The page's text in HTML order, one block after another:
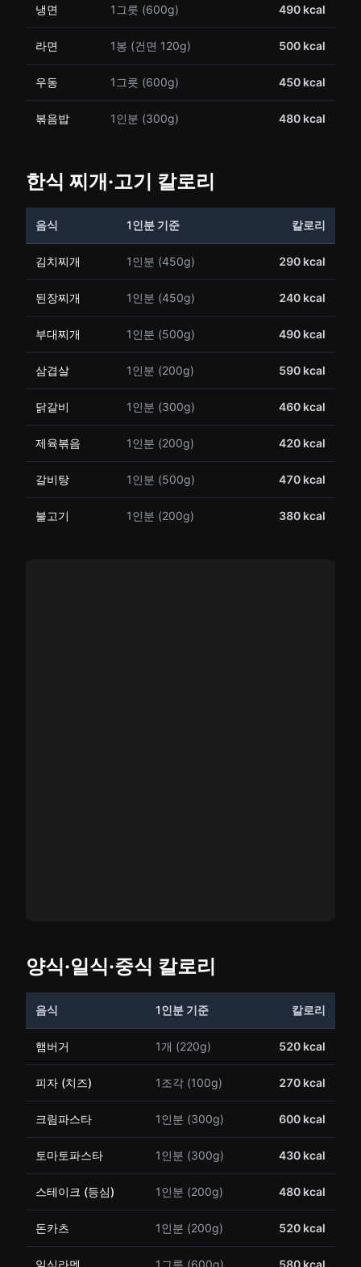
냉면 1그릇 (600g) 490 kcal
라면 1봉 (건면 120g) 500 kcal
우동 1그릇 (600g) 450 kcal
볶음밥 1인분 (300g) 480 kcal
한식 찌개·고기 칼로리
음식 1인분 기준 칼로리
김치찌개 1인분 (450g) 290 kcal
된장찌개 1인분 (450g) 240 kcal
부대찌개 1인분 (500g) 490 kcal
삼겹살 1인분 (200g) 590 kcal
닭갈비 1인분 (300g) 460 kcal
제육볶음 1인분 (200g) 420 kcal
갈비탕 1인분 (500g) 470 kcal
불고기 1인분 (200g) 380 kcal
양식·일식·중식 칼로리
음식 1인분 기준 칼로리
햄버거 1개 (220g) 520 kcal
피자 (치즈) 1조각 (100g) 270 kcal
크림파스타 1인분 (300g) 600 kcal
토마토파스타 1인분 (300g) 430 kcal
스테이크 (등심) 1인분 (200g) 480 kcal
돈카츠 1인분 (200g) 520 kcal
일식라멘 1그릇 (600g) 580 kcal